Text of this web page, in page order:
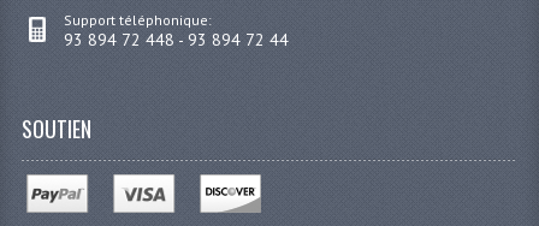
Support téléphonique:
93 894 72 448 - 93 894 72 44
SOUTIEN